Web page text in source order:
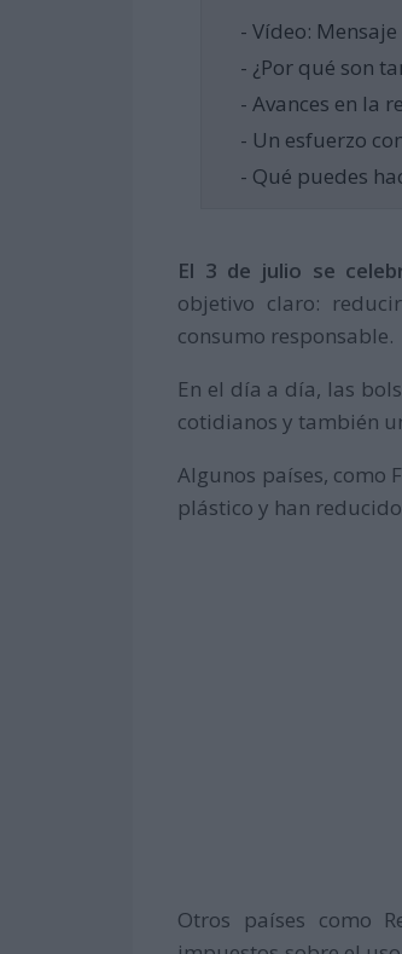
- Vídeo:
- ¿Por qué son
- Avances en la
- Un esfuerzo
- Qué puedes
El 3 de julio se
objetivo claro:
consumo responsable.
En el día a día, las
cotidianos y también
Algunos países, como
plástico y han
Otros países como